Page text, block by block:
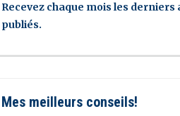
Recevez chaque mois les derniers
publiés.
Mes meilleurs conseils!